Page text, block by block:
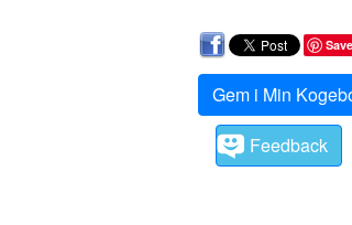
Save
Gem i Min
Feedback